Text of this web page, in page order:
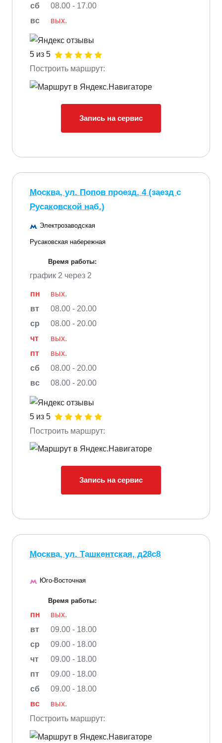
сб
08.00 - 17.00
вс
вых.
5 из 5
Построить маршрут:
Запись на сервис
Москва, ул. Попов проезд, 4 (заезд с
Русаковской наб.)
Электрозаводская
Русаковская набережная
Время работы:
график 2 через 2
пн
вых.
вт
08.00 - 20.00
ср
08.00 - 20.00
чт
вых.
пт
вых.
сб
08.00 - 20.00
вс
08.00 - 20.00
5 из 5
Построить маршрут:
Запись на сервис
Москва, ул. Ташкентская, д28с8
Юго-Восточная
Время работы:
пн
вых.
вт
09.00 - 18.00
ср
09.00 - 18.00
чт
09.00 - 18.00
пт
09.00 - 18.00
сб
09.00 - 18.00
вс
вых.
Построить маршрут: